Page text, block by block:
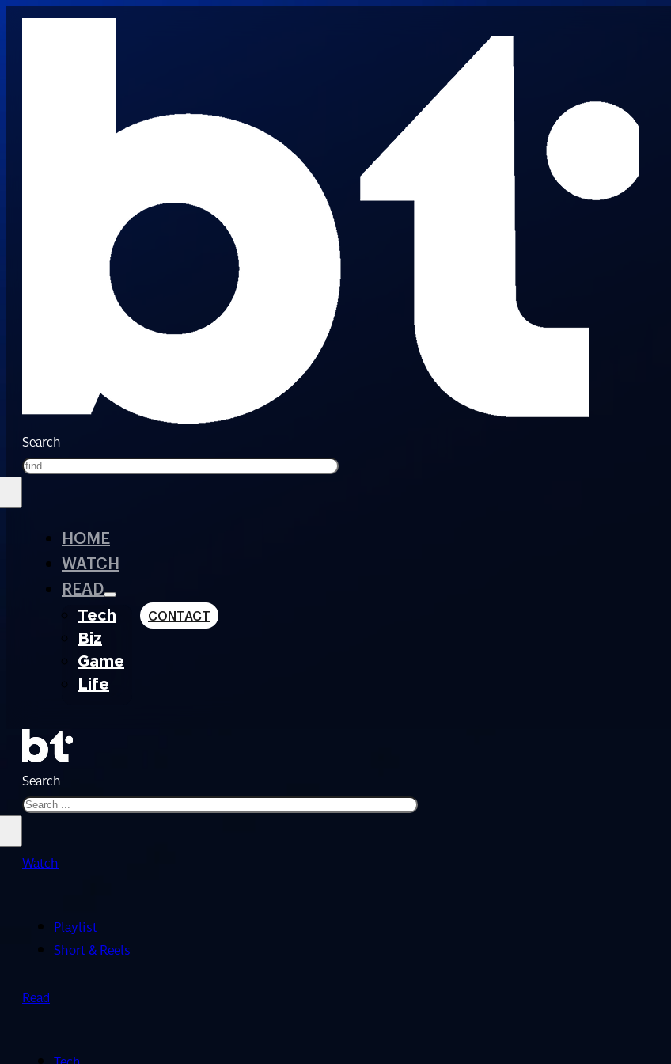
Search
HOME
WATCH
READ
Tech
Biz
Game
Life
CONTACT
Search
Watch
Playlist
Short & Reels
Read